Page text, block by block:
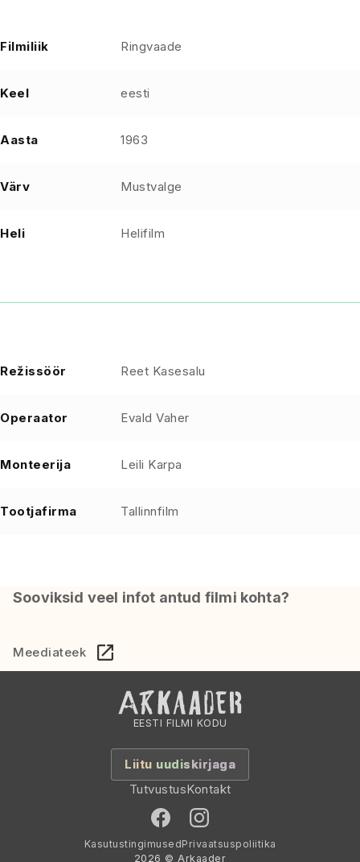
Filmiliik Ringvaade
Keel eesti
Aasta 1963
Värv Mustvalge
Heli Helifilm
Režissöör Reet Kasesalu
Operaator Evald Vaher
Monteerija Leili Karpa
Tootjafirma Tallinnfilm
Sooviksid veel infot antud filmi kohta?
Meediateek
EESTI FILMI KODU
Liitu uudiskirjaga
TutvustusKontakt
KasutustingimusedPrivaatsuspoliitika
2026 © Arkaader